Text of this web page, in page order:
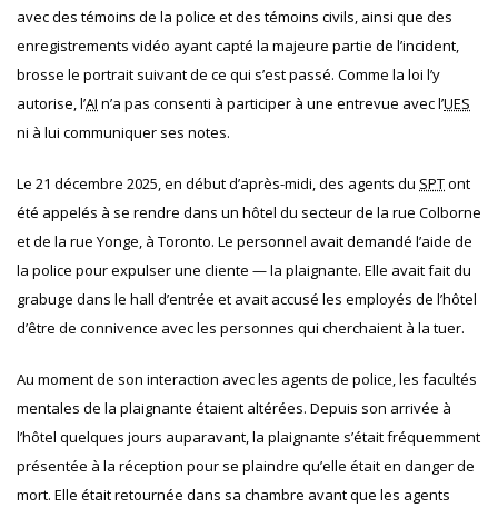
avec des témoins de la police et des témoins civils, ainsi que des
enregistrements vidéo ayant capté la majeure partie de l’incident,
brosse le portrait suivant de ce qui s’est passé. Comme la loi l’y
autorise, l’AI n’a pas consenti à participer à une entrevue avec l’UES
ni à lui communiquer ses notes.
Le 21 décembre 2025, en début d’après-midi, des agents du SPTont
été appelés à se rendre dans un hôtel du secteur de la rue Colborne
et de la rue Yonge, à Toronto. Le personnel avait demandé l’aide de
la police pour expulser une cliente — la plaignante. Elle avait fait du
grabuge dans le hall d’entrée et avait accusé les employés de l’hôtel
d’être de connivence avec les personnes qui cherchaient à la tuer.
Au moment de son interaction avec les agents de police, les facultés
mentales de la plaignante étaient altérées. Depuis son arrivée à
l’hôtel quelques jours auparavant, la plaignante s’était fréquemment
présentée à la réception pour se plaindre qu’elle était en danger de
mort. Elle était retournée dans sa chambre avant que les agents